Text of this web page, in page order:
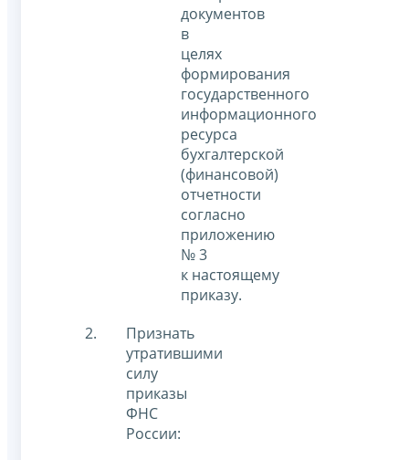
документов
в
целях
формирования
государственного
информационного
ресурса
бухгалтерской
(финансовой)
отчетности
согласно
приложению
№ 3
к настоящему
приказу.
Признать
утратившими
силу
приказы
ФНС
России: